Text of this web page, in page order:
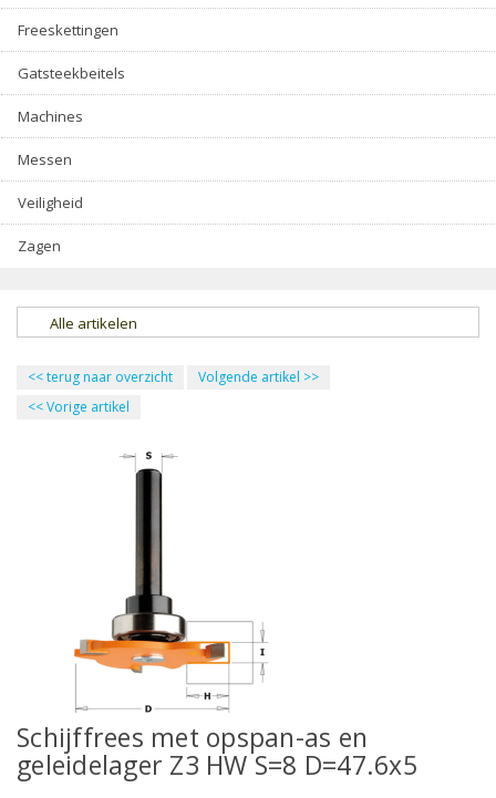
Freeskettingen
Gatsteekbeitels
Machines
Messen
Veiligheid
Zagen
Alle artikelen
<<terug naar overzicht Volgende artikel >>
<<Vorige artikel
Schijffrees met opspan-as en
geleidelager Z3 HW S=8 D=47.6x5